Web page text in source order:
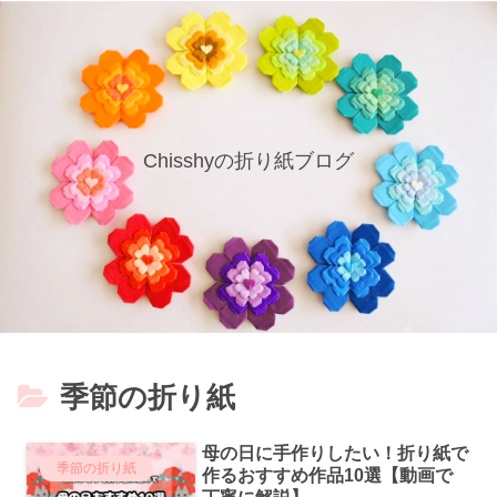
Chisshyの折り紙ブログ
季節の折り紙
季節の折り紙
母の日に手作りしたい！折り紙で
作るおすすめ作品10選【動画で